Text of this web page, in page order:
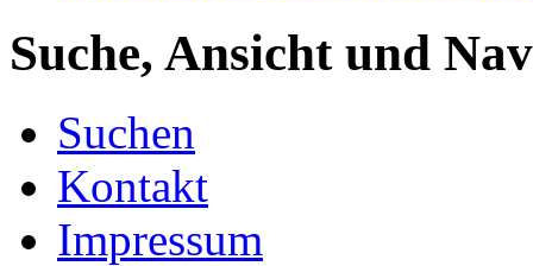
Suche, Ansicht und
Suchen
Kontakt
Impressum